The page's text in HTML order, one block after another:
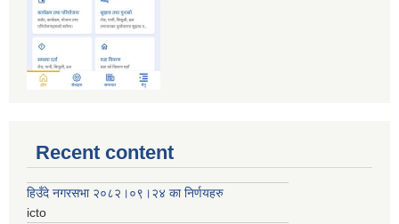
Recent content
हिउँदे नगरसभा २०८२।०९।२४ का निर्णयहरु
icto